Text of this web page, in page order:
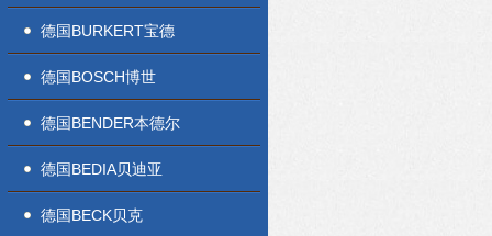
德国BURKERT宝德
德国BOSCH博世
德国BENDER本德尔
德国BEDIA贝迪亚
德国BECK贝克